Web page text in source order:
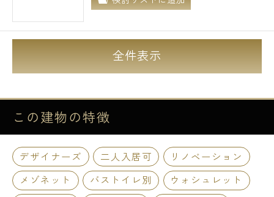
全件表示
この建物の特徴
デザイナーズ 二人入居可
リノベーション
メゾネット
バストイレ別
ウォシュレット